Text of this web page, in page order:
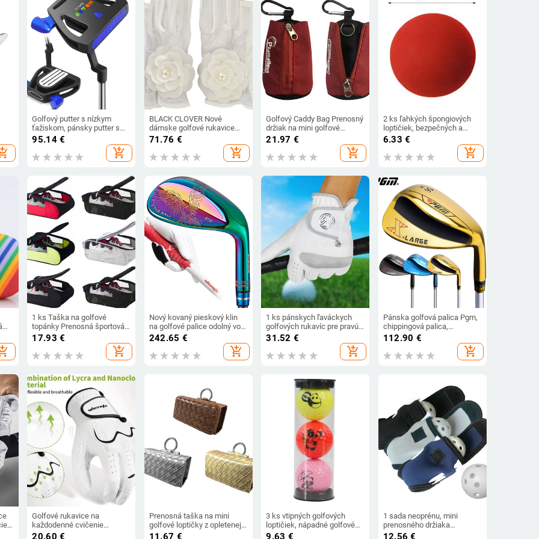
Golfový putter s nízkym
ťažiskom, pánsky putter s
vysokou stabilitou, priamy
95.14€
add_shopping_cart
BLACK CLOVER Nové
dámske golfové rukavice
bez kĺbov sú štýlové,
protišmykové a odolné voči
71.76 €
add_shopping_cart
Golfový Caddy Bag Prenosný
držiak na mini golfové
loptičky Závesný opasok
Golf Malé vrecko pre mužov
a ženy Golfový darček
21.97 €
add_shopping_cart
2 ks ľahkých špongiových
loptičiek, bezpečných a
odolných 60 mm mäkkých
špongiových loptičiek z peny
EVA
6.33 €
add_shopping_cart
a
1 ks Taška na golfové
topánky Prenosná športová
taška so zipsom, puzdro na
topánky, priedušná taška na
golfové topánky - Tašky na
topánky so zipsom, puzdro,
17.93 €
add_shopping_cart
Nový kovaný pieskový klin
na golfové palice odolný voči
opotrebovaniu od výrobcu
242.65 €
add_shopping_cart
1 ks pánskych ľaváckych
golfových rukavíc pre pravú
ruku, priedušných z mikro
mäkkých vlákien, bielych
golfových rukavíc
31.52 €
add_shopping_cart
Pánska golfová palica Pgm,
chippingová palica,
chippingová palica 56°/64°,
priama dodávka z výroby,
ľahká
112.90 €
add_shopping_cart
Golfové rukavice na
každodenné cvičenie
Golfové rukavice do dažďa
20.60 €
Prenosná taška na mini
golfové loptičky z opletenej
kože s pruhmi, úložná taška
11.67 €
3 ks vtipných golfových
loptičiek, nápadné golfové
loptičky na driving range s
9.63 €
1 sada neoprénu, mini
prenosného držiaka
golfových loptičiek,
12.56 €